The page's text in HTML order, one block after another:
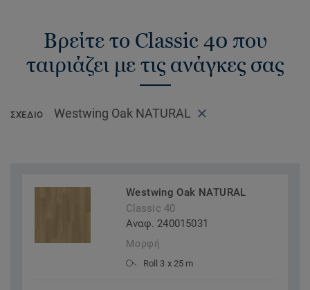
Βρείτε το Classic 40 που
ταιριάζει με τις ανάγκες σας
ΣΧΈΔΙΟ Westwing Oak NATURAL
Westwing Oak NATURAL
Classic 40
Αναφ. 240015031
Μορφή
Roll 3 x 25 m